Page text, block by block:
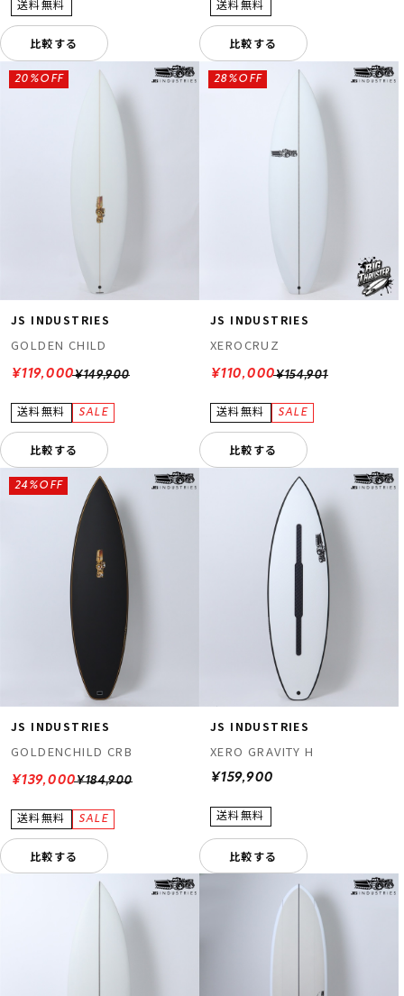
比較する 比較する
JS INDUSTRIES
GOLDEN CHILD
¥149,900
20%OFF
¥119,000
比較する
JS INDUSTRIES
XEROCRUZ
¥154,901
28%OFF
¥110,000
比較する
JS INDUSTRIES
GOLDENCHILD CRB
¥184,900
24%OFF
¥139,000
比較する
JS INDUSTRIES
XERO GRAVITY H
¥159,900
比較する